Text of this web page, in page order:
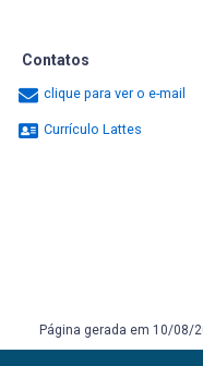
Contatos
clique para ver o e-mail
Currículo Lattes
Página gerada em 10/08/